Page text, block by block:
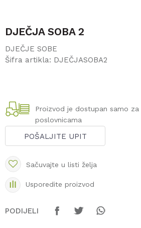
DJEČJA SOBA 2
DJEČJE SOBE
Šifra artikla: DJEČJASOBA2
Proizvod je dostupan samo za
poslovnicama
POŠALJITE UPIT
Sačuvajte u listi želja
Usporedite proizvod
PODIJELI